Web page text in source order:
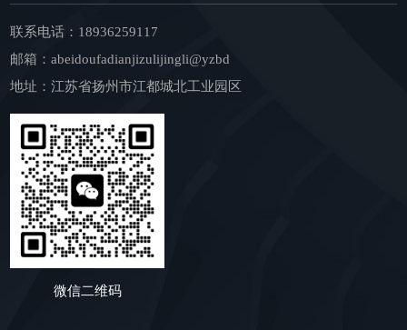
联系电话：18936259117
邮箱：abeidoufadianjizulijingli@yzbd
地址：江苏省扬州市江都城北工业园区
微信二维码